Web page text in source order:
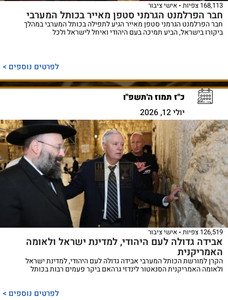
168,113 צפיות אישי ציבור
חבר הפרלמנט הגרמני סטפן מאייר בכותל המערבי
חבר הפרלמנט הגרמני סטפן מאייר הגיע לתפילה בכותל המערבי במהלך
ביקורו בישראל, הביע תמיכה בעם היהודי ואיחל לישראל ולכל
לפרטים נוספים >
כ"ז תמוז ה'תשפ"ו
יולי 12, 2026
126,519 צפיות אישי ציבור
אבידה גדולה לעם היהודי, למדינת ישראל ולאומה
האמריקנית
הקרן למורשת הכותל המערבי אבידה גדולה לעם היהודי, למדינת ישראל
ולאומה האמריקנית הסנאטור לינדזי גרהאם ביקר פעמים רבות בכותל
לפרטים נוספים >